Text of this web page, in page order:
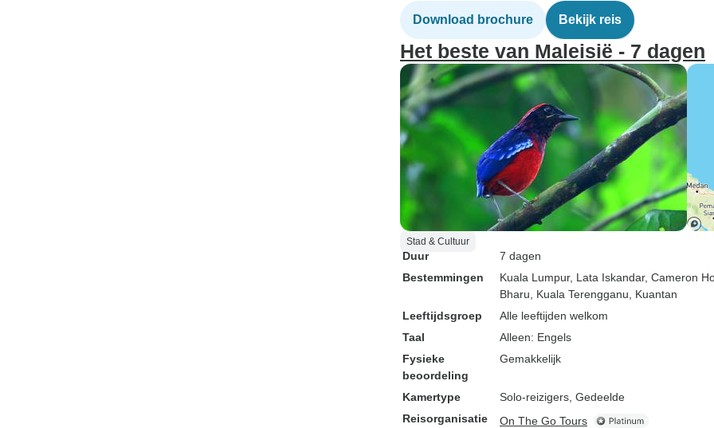
Download brochure Bekijk reis
Het beste van Maleisië - 7 dagen
Stad & Cultuur
Duur
7 dagen
Bestemmingen
Kuala Lumpur, Lata Iskandar, Cameron
Bharu , Kuala Terengganu , Kuantan
Leeftijdsgroep
Alle leeftijden welkom
Taal
Alleen: Engels
Fysieke
beoordeling
Gemakkelijk
Kamertype
Solo-reizigers, Gedeelde
Reisorganisatie
On The Go Tours